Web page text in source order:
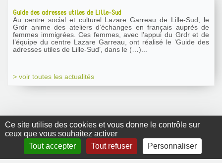
Ce site utilise des cookies et vous donne le contrôle sur
ceux que vous souhaitez activer
Tout accepter
Tout refuser Personnaliser
Guide des adresses utiles de Lille-Sud
Au centre social et culturel Lazare Garreau de Lille-Sud, le
Grdr anime des ateliers d’échanges en français auprès de
femmes immigrées. Ces femmes, avec l’appui du Grdr et de
l’équipe du centre Lazare Garreau, ont réalisé le ’Guide des
adresses utiles de Lille-Sud’, dans le (…)...
> voir toutes les actualités
GRDR Copyright
2010 |RSS|Plan du site|Mentions légales|Contact